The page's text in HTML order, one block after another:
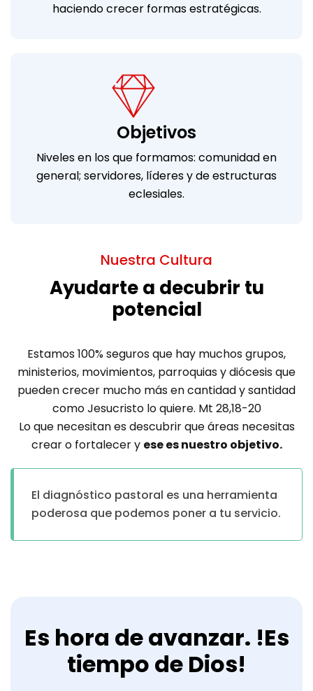
haciendo crecer formas estratégicas.
Objetivos
Niveles en los que formamos: comunidad en
general; servidores, líderes y de estructuras
eclesiales.
Nuestra Cultura
Ayudarte a decubrir tu
potencial
Estamos 100% seguros que hay muchos grupos,
ministerios, movimientos, parroquias y diócesis que
pueden crecer mucho más en cantidad y santidad
como Jesucristo lo quiere. Mt 28,18-20
Lo que necesitan es descubrir que áreas necesitas
crear o fortalecer y ese es nuestro objetivo.
El diagnóstico pastoral es una herramienta
poderosa que podemos poner a tu servicio.
Es hora de avanzar. !Es
tiempo de Dios!